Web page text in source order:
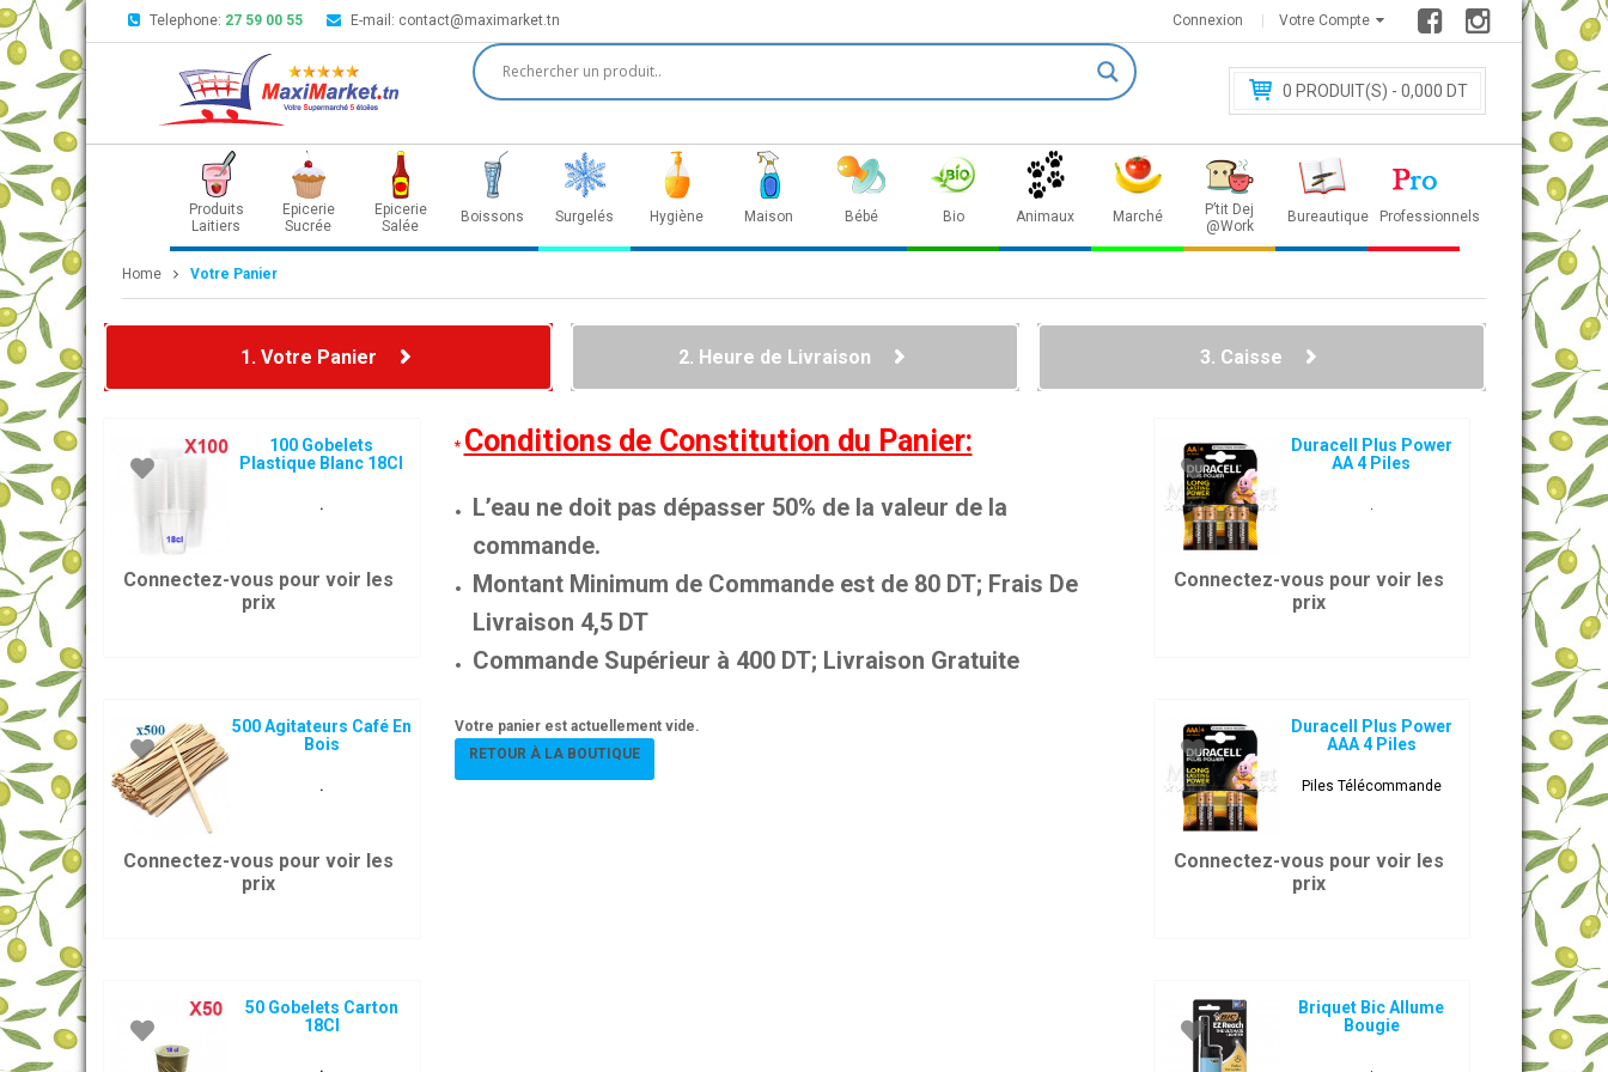
Telephone: 27 59 00 55 E-mail: contact@maximarket.tn Votre Compte
Connexion
0 PRODUIT(S) - 0,000 DT
Produits
Laitiers
Epicerie
Sucrée
Epicerie
Salée
Boissons Surgelés Hygiène Maison Bébé Bio Animaux Marché
P’tit Dej
@Work
Bureautique Professionnels
Home Votre Panier
1. Votre Panier 2. Heure de Livraison 3. Caisse
100 Gobelets
Plastique Blanc 18Cl
.
Connectez-vous pour voir les
prix
500 Agitateurs Café En
Bois
.
Connectez-vous pour voir les
prix
50 Gobelets Carton
18Cl
.
* Conditions de Constitution du Panier:
L’eau ne doit pas dépasser 50% de la valeur de la
commande.
Montant Minimum de Commande est de 80 DT; Frais De
Livraison 4,5 DT
Commande Supérieur à 400 DT; Livraison Gratuite
Votre panier est actuellement vide.
RETOUR À LA BOUTIQUE
Duracell Plus Power
AA 4 Piles
.
Connectez-vous pour voir les
prix
Duracell Plus Power
AAA 4 Piles
Piles Télécommande
Connectez-vous pour voir les
prix
Briquet Bic Allume
Bougie
.